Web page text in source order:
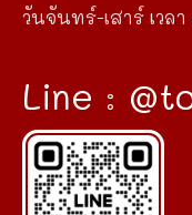
วันจันทร์-เสาร์ เวล
Line :